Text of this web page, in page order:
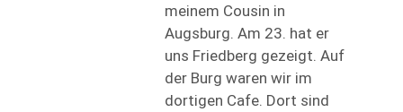
meinem Cousin in
Augsburg. Am 23. hat er
uns Friedberg gezeigt. Auf
der Burg waren wir im
dortigen Cafe. Dort sind